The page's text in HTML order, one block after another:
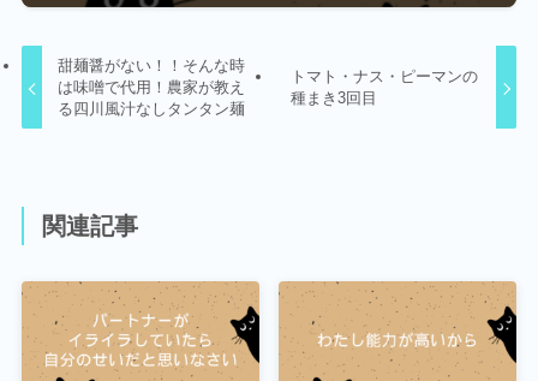
甜麺醤がない！！そんな時
は味噌で代用！農家が教え
る四川風汁なしタンタン麺
トマト・ナス・ピーマンの
種まき3回目
関連記事